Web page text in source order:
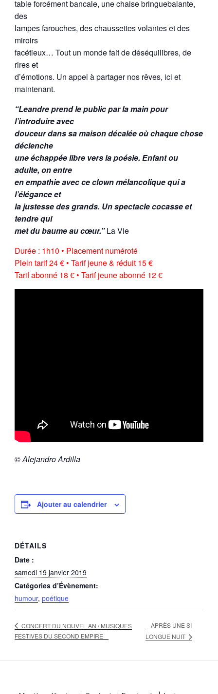
table forcément bancale, une chaise bringuebalante,
des
lampes farouches, des chaussettes volantes et des
miroirs
facétieux… Tout un monde fait de déséquilibres, de
rires et
d’émotions. Un appel à partager nos rêves, ici et
maintenant.
“Leandre prend le public par la main pour
l’introduire avec
douceur dans sa maison décalée où chaque chose
déclenche
une échappée libre vers la poésie. Enfant ou
adulte, on entre
en empathie avec ce clown mélancolique qui a
l’élégance et
la justesse des grands. Un spectacle cocasse et
tendre qui
met du baume au cœur.” La Vie
Durée : 1h10 • Placement numéroté
Plein tarif 24 € • Tarif jeune & réduit 15 €
Tarif abonné 18 € • Tarif jeune abonné 12 €
© Alejandro Ardilla
Ajouter au calendrier
DÉTAILS
Date :
samedi 19 janvier 2019
Catégories d’Évènement:
humour, poétique
CONCERT DU NOUVEL AN / MUSIQUES
FESTIVES DU SECOND EMPIRE
APRÈS UNE SI
LONGUE NUIT